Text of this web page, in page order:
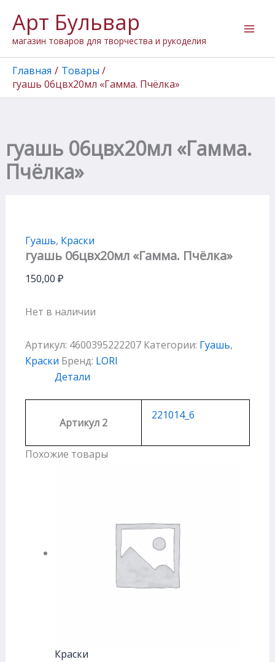
содержимому
Арт Бульвар
магазин товаров для творчества и рукоделия
Главная
Товары
гуашь 06цвх20мл «Гамма. Пчёлка»
гуашь 06цвх20мл «Гамма.
Пчёлка»
Гуашь, Краски
гуашь 06цвх20мл «Гамма. Пчёлка»
150,00 ₽
Нет в наличии
Артикул: 4600395222207 Категории: Гуашь,
Краски Бренд: LORI
Детали
Артикул 2
221014_6
Похожие товары
Краски